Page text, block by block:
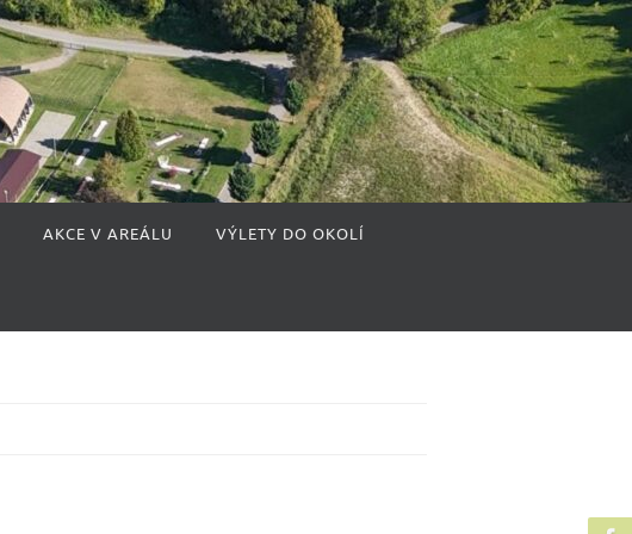
AKCE V AREÁLU VÝLETY DO OKOLÍ